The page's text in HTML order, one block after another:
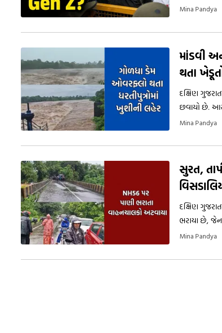
વિચારો
છે. એટલા માટે
વિચારી
Mina Pandya
માંડવી
થતા
દક્ષિણ
છવાયો છે.
એલર્ટ કરાયા
Mina Pandya
સુરત,
દક્ષિણ
ભરાયા છે,
Mina Pandya